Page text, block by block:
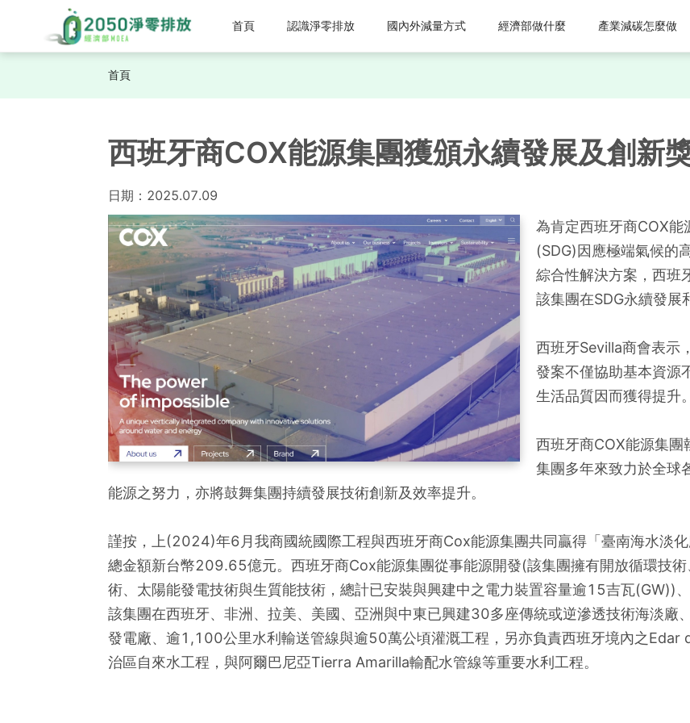
首頁 認識淨零排放 國內外減量方式 經濟部做什麼 產業減碳怎麼做
首頁
西班牙商COX能源集團獲頒永續發展及創新
日期： 2025.07.09
為肯定西班牙商COX能
(SDG)因應極端氣候的
綜合性解決方案，西班
該集團在SDG永續發展
西班牙Sevilla商會表示
發案不僅協助基本資源
生活品質因而獲得提升。
西班牙商COX能源集
集團多年來致力於全球
能源之努力，亦將鼓舞集團持續發展技術創新及效率提升。
謹按，上(2024)年6月我商國統國際工程與西班牙商Cox能源集團共同贏得「臺南海水淡
總金額新台幣209.65億元。西班牙商Cox能源集團從事能源開發(該集團擁有開放循環技
術、太陽能發電技術與生質能技術，總計已安裝與興建中之電力裝置容量逾15吉瓦(GW))
該集團在西班牙、非洲、拉美、美國、亞洲與中東已興建30多座傳統或逆滲透技術海淡
發電廠、逾1,100公里水利輸送管線與逾50萬公頃灌溉工程，另亦負責西班牙境內之Edar
治區自來水工程，與阿爾巴尼亞Tierra Amarilla輸配水管線等重要水利工程。